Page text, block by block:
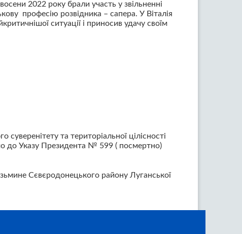
2022 року брали участь у звільненні
професію розвідника – сапера. У Віталія
ситуації і приносив удачу своїм
та територіальної цілісності
до Указу Президента № 599 ( посмертно)
Сєвєродонецького району Луганської